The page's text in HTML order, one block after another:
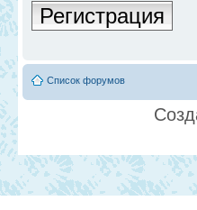
Регистрация
Список форумов